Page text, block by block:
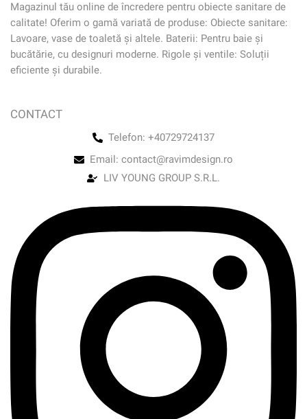
Magazinul tău online de încredere pentru obiecte sanitare de
calitate! Oferim o gamă variată de produse: Obiecte sanitare:
Lavoare, vase de toaletă și altele. Baterii: Pentru baie și
bucătărie, cu designuri moderne. Rigole și ventile: Soluții
eficiente și durabile.
CONTACT
Telefon: +40729724137
Email: contact@ravimdesign.ro
LIV YOUNG GROUP S.R.L.